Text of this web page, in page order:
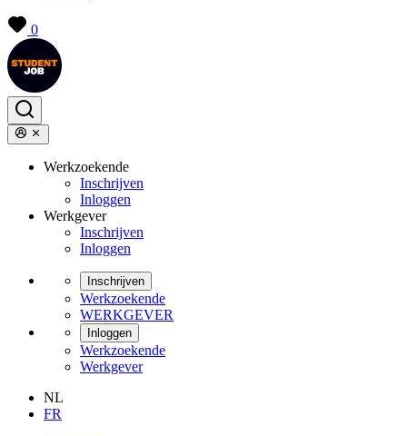
0
Werkzoekende
Inschrijven
Inloggen
Werkgever
Inschrijven
Inloggen
Inschrijven
Werkzoekende
WERKGEVER
Inloggen
Werkzoekende
Werkgever
NL
FR